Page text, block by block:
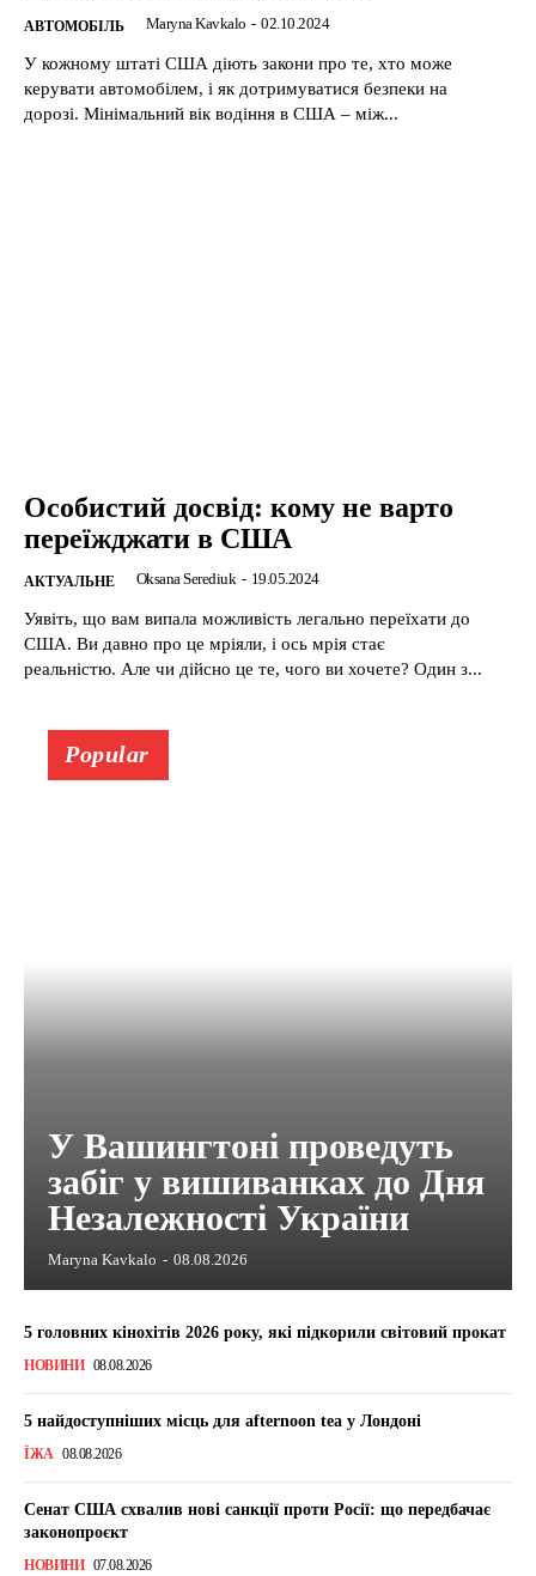
АВТОМОБІЛЬ Maryna Kavkalo - 02.10.2024
У кожному штаті США діють закони про те, хто може
керувати автомобілем, і як дотримуватися безпеки на
дорозі. Мінімальний вік водіння в США – між...
Особистий досвід: кому не варто
переїжджати в США
АКТУАЛЬНЕ Oksana Serediuk - 19.05.2024
Уявіть, що вам випала можливість легально переїхати до
США. Ви давно про це мріяли, і ось мрія стає
реальністю. Але чи дійсно це те, чого ви хочете? Один з...
Popular
У Вашингтоні проведуть
забіг у вишиванках до Дня
Незалежності України
Maryna Kavkalo - 08.08.2026
5 головних кінохітів 2026 року, які підкорили світовий прокат
НОВИНИ 08.08.2026
5 найдоступніших місць для afternoon tea у Лондоні
ЇЖА 08.08.2026
Сенат США схвалив нові санкції проти Росії: що передбачає
законопроєкт
НОВИНИ 07.08.2026